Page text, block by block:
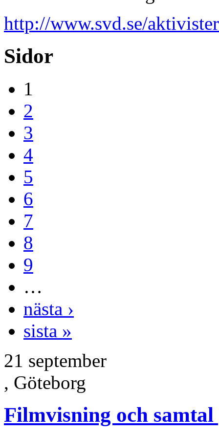
http://www.svd.se/
Sidor
1
2
3
4
5
6
7
8
9
…
nästa ›
sista »
21 september
, Göteborg
Filmvisning och samtal